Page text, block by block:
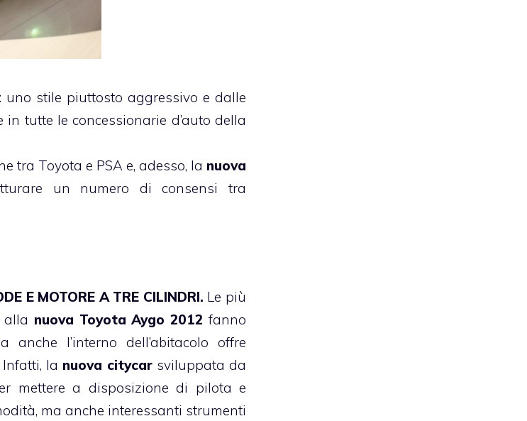
: uno stile piuttosto aggressivo e dalle
in tutte le concessionarie d’auto della
tra Toyota e PSA e, adesso, la nuova
un numero di consensi tra
E MOTORE A TRE CILINDRI. Le più
alla nuova Toyota Aygo 2012 fanno
anche l’interno dell’abitacolo offre
la nuova citycarsviluppata da
mettere a disposizione di pilota e
ma anche interessanti strumenti